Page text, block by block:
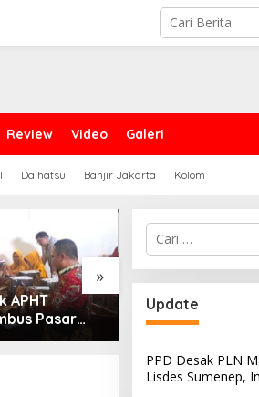
Review Video Galeri
Daihatsu Banjir Jakarta Kolom
»
APHT
Pasar
DPRD Sampang
Pemidanaan
Cari
untuk:
Update
PPD Desak PLN
Lisdes Sumenep,